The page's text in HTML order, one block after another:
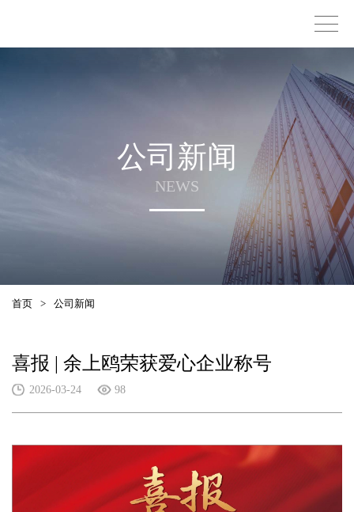
公司新闻
NEWS
首页 > 公司新闻
喜报 | 余上鸥荣获爱心企业称号
2026-03-24 98